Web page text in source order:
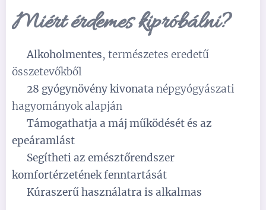
Miért érdemes kipróbálni?
✅Alkoholmentes, természetes eredetű
összetevőkből
28 gyógynövény kivonatanépgyógyászati
hagyományok alapján
Támogathatja a máj működését és az
epeáramlást
Segítheti az emésztőrendszer
komfortérzetének fenntartását
Kúraszerű használatra is alkalmas